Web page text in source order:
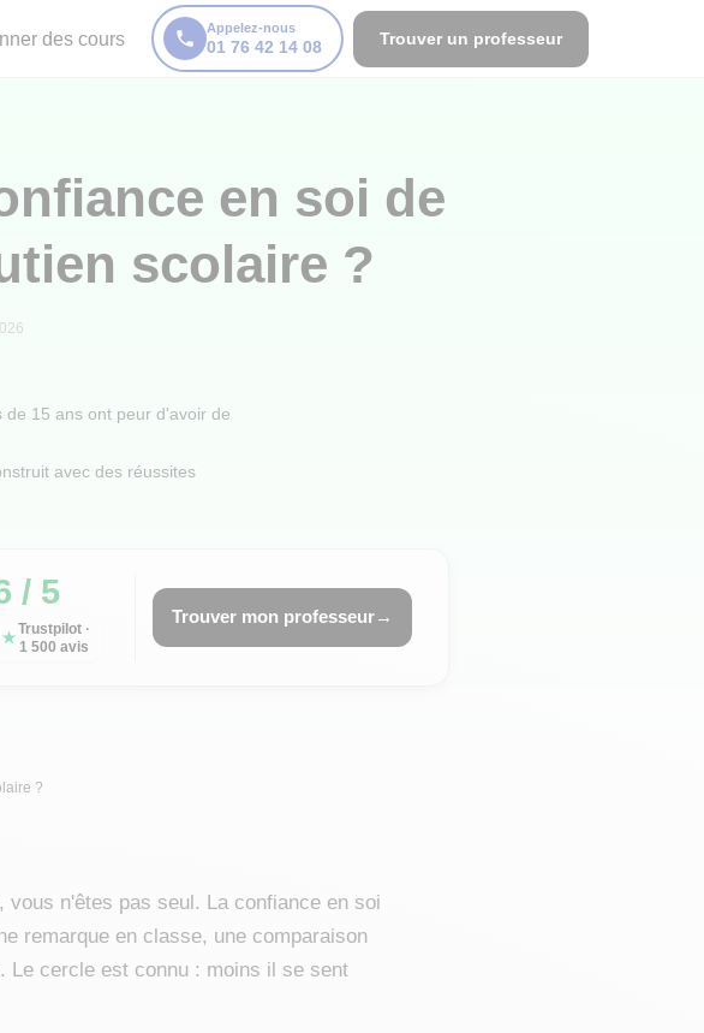
des cours
Appelez-nous
01 76 42 14 08 Trouver un professeur
en soi de
scolaire ?
de 15 ans ont peur d'avoir de
avec des réussites
/ 5
Trustpilot ·
1 500 avis
Trouver mon professeur→
?
n'êtes pas seul. La confiance en soi
remarque en classe, une comparaison
Le cercle est connu : moins il se sent